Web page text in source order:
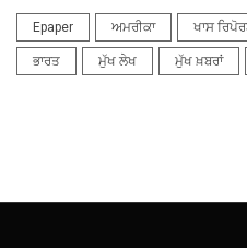
Epaper ਅਮਰੀਕਾ ਖਾਸ
ਭਾਰਤ ਮੁੱਖ ਲੇਖ ਮੁੱਖ ਖ਼ਬਰਾਂ